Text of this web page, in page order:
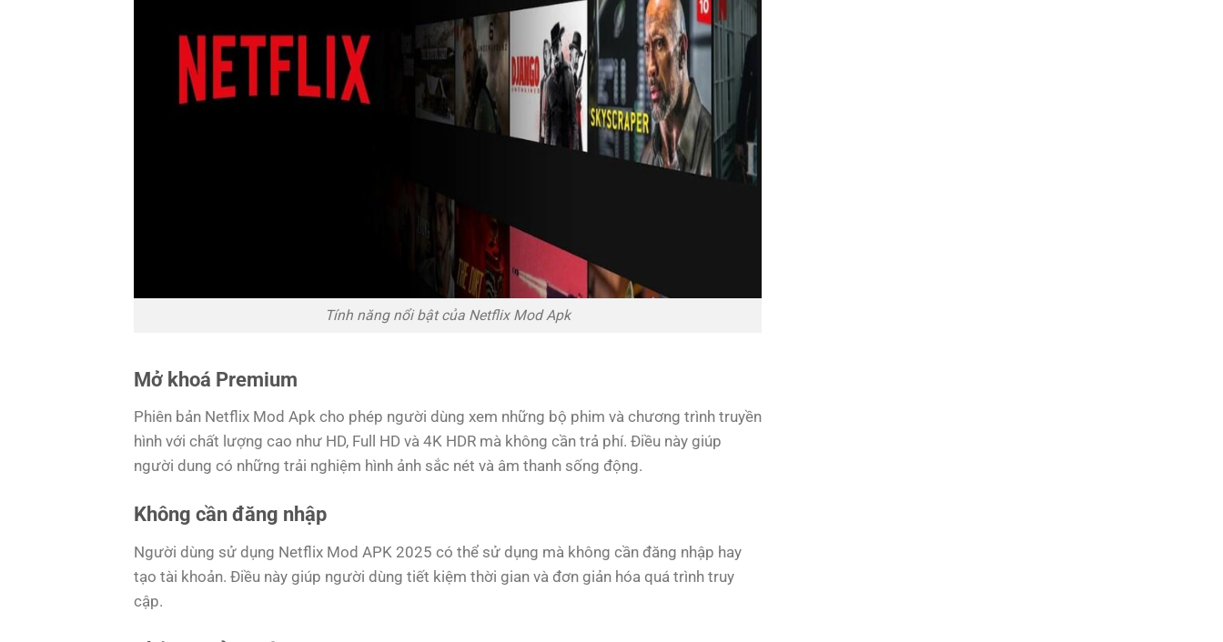
Tính năng nổi bật của Netflix Mod Apk
Mở khoá Premium
Phiên bản Netflix Mod Apk cho phép người dùng xem những bộ phim và chương trình truyền
hình với chất lượng cao như HD, Full HD và 4K HDR mà không cần trả phí. Điều này giúp
người dung có những trải nghiệm hình ảnh sắc nét và âm thanh sống động.
Không cần đăng nhập
Người dùng sử dụng Netflix Mod APK 2025 có thể sử dụng mà không cần đăng nhập hay
tạo tài khoản. Điều này giúp người dùng tiết kiệm thời gian và đơn giản hóa quá trình truy
cập.